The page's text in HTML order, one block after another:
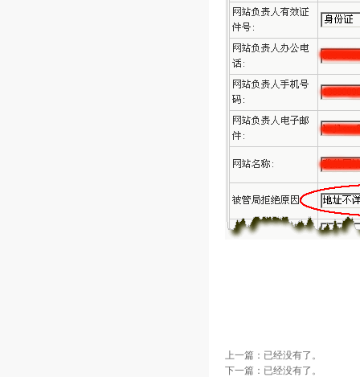
上一篇：已经没有了。
下一篇：已经没有了。